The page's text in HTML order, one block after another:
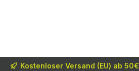
Kostenloser Versand (EU) ab 50€